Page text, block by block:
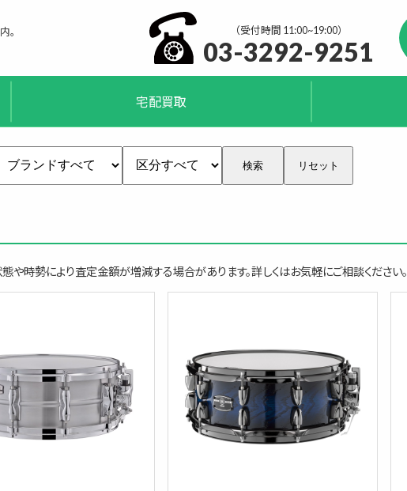
。
（受付時間 11:00~19:00）
03-3292-9251
宅配買取
検索 リセット
時勢により査定金額が増減する場合があります。詳しくはお気軽にご相談ください。